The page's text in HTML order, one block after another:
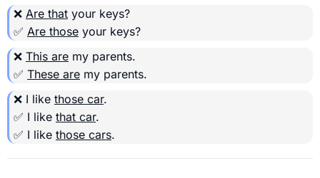
❌ Are that your keys?
✅ Are those your keys?
❌ This are my parents.
✅ These are my parents.
❌ I like those car.
✅ I like that car.
✅ I like those cars.